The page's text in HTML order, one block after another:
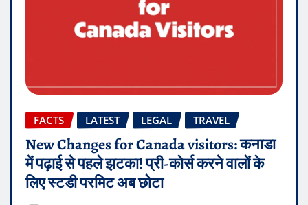
FACTS LATEST LEGAL TRAVEL
New Changes for Canada visitors: कनाडा
में पढ़ाई से पहले झटका! प्री-कोर्स करने वालों के
लिए स्टडी परमिट अब छोटा